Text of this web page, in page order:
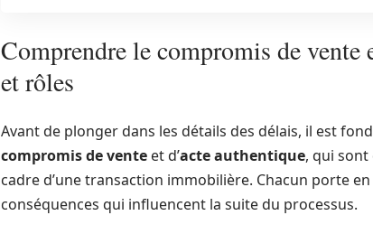
Comprendre le compromis de
et rôles
Avant de plonger dans les détails des délais, il est
compromis de vente et d’acte authentique, qui
cadre d’une transaction immobilière. Chacun porte
conséquences qui influencent la suite du processus.